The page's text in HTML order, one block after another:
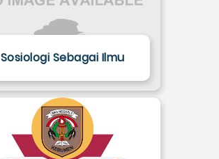
Sosiologi Sebagai Ilmu